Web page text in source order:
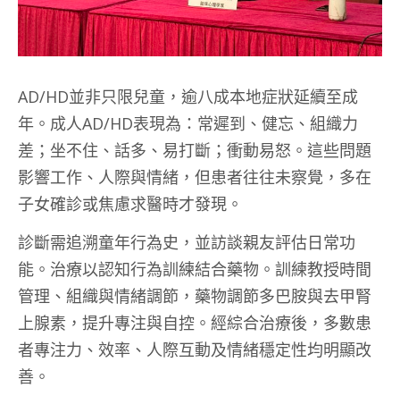
AD/HD並非只限兒童，逾八成本地症狀延續至成
年。成人AD/HD表現為：常遲到、健忘、組織力
差；坐不住、話多、易打斷；衝動易怒。這些問題
影響工作、人際與情緒，但患者往往未察覺，多在
子女確診或焦慮求醫時才發現。
診斷需追溯童年行為史，並訪談親友評估日常功
能。治療以認知行為訓練結合藥物。訓練教授時間
管理、組織與情緒調節，藥物調節多巴胺與去甲腎
上腺素，提升專注與自控。經綜合治療後，多數患
者專注力、效率、人際互動及情緒穩定性均明顯改
善。